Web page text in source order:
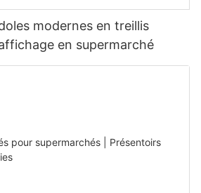
modernes en treillis
en supermarché